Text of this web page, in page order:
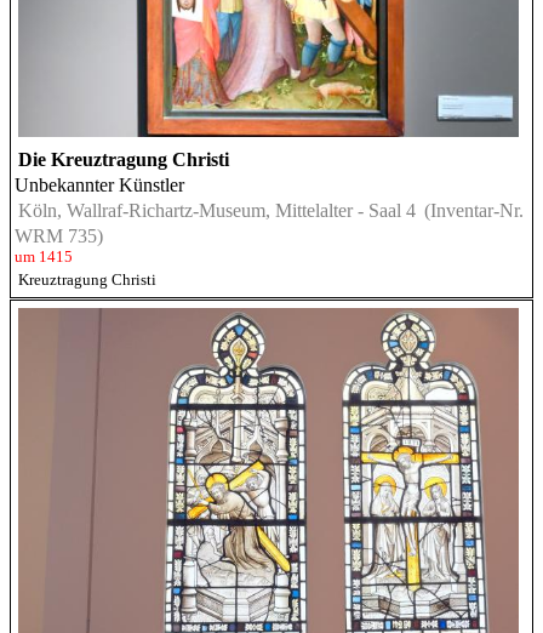
Die Kreuztragung Christi
Unbekannter Künstler
Köln, Wallraf-Richartz-Museum, Mittelalter - Saal 4 (Inventar-Nr.
WRM 735)
um 1415
Kreuztragung Christi